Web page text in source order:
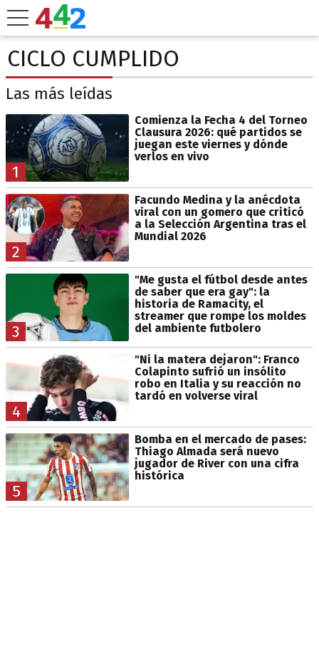
CICLO CUMPLIDO
Las más leídas
1
Comienza la Fecha 4 del Torneo
Clausura 2026: qué partidos se
juegan este viernes y dónde
verlos en vivo
2
Facundo Medina y la anécdota
viral con un gomero que criticó
a la Selección Argentina tras el
Mundial 2026
3
"Me gusta el fútbol desde antes
de saber que era gay": la
historia de Ramacity, el
streamer que rompe los moldes
del ambiente futbolero
4
"Ni la matera dejaron": Franco
Colapinto sufrió un insólito
robo en Italia y su reacción no
tardó en volverse viral
5
Bomba en el mercado de pases:
Thiago Almada será nuevo
jugador de River con una cifra
histórica